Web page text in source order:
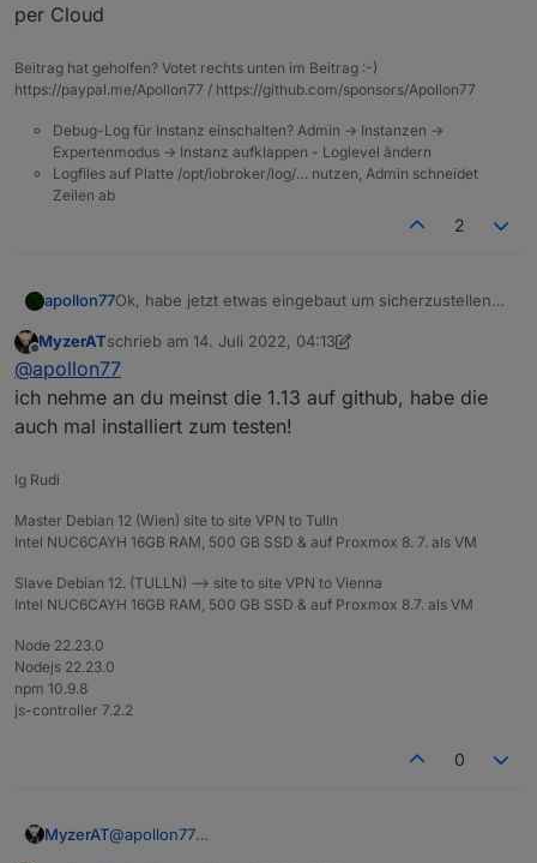
per Cloud
Beitrag hat geholfen? Votet rechts unten im Beitrag :-)
https://paypal.me/Apollon77 / https://github.com/sponsors/Apollon77
Debug-Log für Instanz einschalten? Admin -> Instanzen ->
Expertenmodus -> Instanz aufklappen - Loglevel ändern
Logfiles auf Platte /opt/iobroker/log/… nutzen, Admin schneidet
Zeilen ab
2
apollon77Ok, habe jetzt etwas eingebaut um sicherzustellen
Cloud Fallback stattfindet - auch wenn die Logs die
ich gesehen haben jetzt keine Cloud Fallback bei
den relevaten Geräten feststellen konnte.
Also müssen es weiter beobachten ob es mit "nur
lokaler Modus" von den Limits her wirklich besser ist
als per Cloud
Offline
MyzerATschrieb am 14. Juli 2022, 04:13
zuletzt editiert von MyzerAT
@apollon77
ich nehme an du meinst die 1.13 auf github, habe die
auch mal installiert zum testen!
lg Rudi
Master Debian 12 (Wien) site to site VPN to Tulln
Intel NUC6CAYH 16GB RAM, 500 GB SSD & auf Proxmox 8. 7. als VM
Slave Debian 12. (TULLN) --> site to site VPN to Vienna
Intel NUC6CAYH 16GB RAM, 500 GB SSD & auf Proxmox 8.7. als VM
Node 22.23.0
Nodejs 22.23.0
npm 10.9.8
js-controller 7.2.2
0
MyzerAT@apollon77